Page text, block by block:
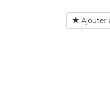
Ajouter